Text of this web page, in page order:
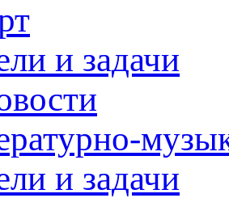
и задачи
и задачи